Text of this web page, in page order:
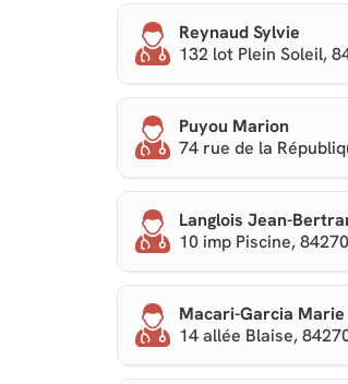
Reynaud Sylvie
132 lot Plein Soleil,
Puyou Marion
74 rue de la
Langlois Jean-
10 imp Piscine,
Macari-Garcia Marie
14 allée Blaise,